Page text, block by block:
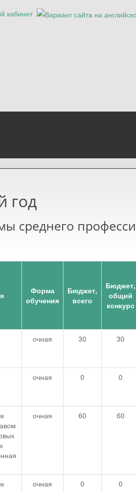
кабинет
год
среднего
Форма
обучения
Бюджет,
всего
Бюджет,
общий
конкурс
очная 30 30
очная 0 0
очная 60 60
очная 0 0